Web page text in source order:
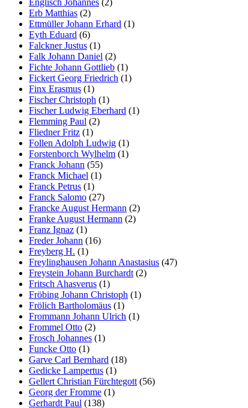
Englisch Johannes (2)
Erb Matthias (2)
Ettmüller Johann Erhard (1)
Eyth Eduard (6)
Falckner Justus (1)
Falk Johann Daniel (2)
Fichte Johann Gottlieb (1)
Fickert Georg Friedrich (1)
Finx Erasmus (1)
Fischer Christoph (1)
Fischer Ludwig Eberhard (1)
Flemming Paul (2)
Fliedner Fritz (1)
Follen Adolph Ludwig (1)
Forstenborch Wylhelm (1)
Franck Johann (55)
Franck Michael (1)
Franck Petrus (1)
Franck Salomo (27)
Francke August Hermann (2)
Franke August Hermann (2)
Franz Ignaz (1)
Freder Johann (16)
Freyberg H. (1)
Freylinghausen Johann Anastasius (47)
Freystein Johann Burchardt (2)
Fritsch Ahasverus (1)
Fröbing Johann Christoph (1)
Frölich Bartholomäus (1)
Frommann Johann Ulrich (1)
Frommel Otto (2)
Frosch Johannes (1)
Funcke Otto (1)
Garve Carl Bernhard (18)
Gedicke Lampertus (1)
Gellert Christian Fürchtegott (56)
Georg der Fromme (1)
Gerhardt Paul (138)